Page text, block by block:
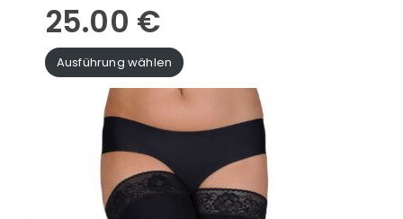
25.00 €
Ausführung wählen